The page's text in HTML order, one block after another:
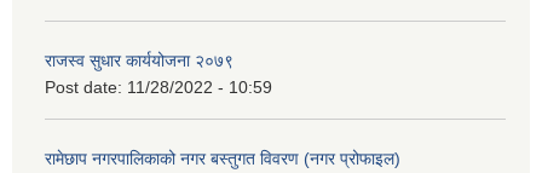
राजस्व सुधार कार्ययोजना २०७९
Post date: 11/28/2022 - 10:59
रामेछाप नगरपालिकाको नगर बस्तुगत विवरण (नगर प्रोफाइल)